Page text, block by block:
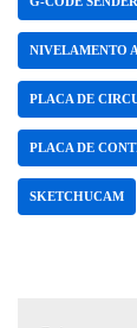
NIVELAMENTO
PLACA DE
PLACA DE
SKETCHUCAM